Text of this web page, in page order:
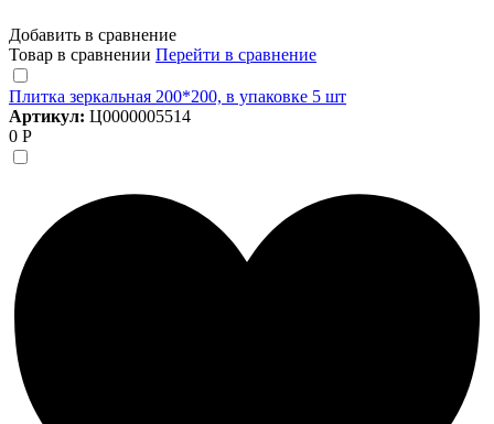
Добавить в сравнение
Товар в сравнении Перейти в сравнение
Плитка зеркальная 200*200, в упаковке 5 шт
Артикул: Ц0000005514
0 Р